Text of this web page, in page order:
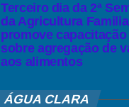
Terceiro dia da 2ª
da Agricultura
promove capacitação
sobre agregação de
aos alimentos
ÁGUA CLARA